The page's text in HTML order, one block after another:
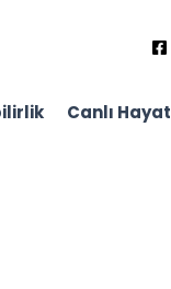
Canlı Hayat